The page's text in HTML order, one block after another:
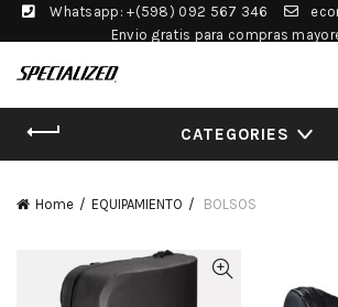
Whatsapp: +(598) 092 567 346
Envio gratis para compras
CATEGORIES
Home EQUIPAMIENTO BOLSOS